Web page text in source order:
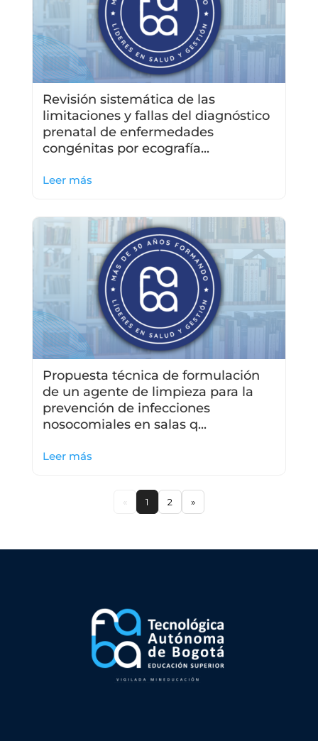
Revisión sistemática de las
limitaciones y fallas del diagnóstico
prenatal de enfermedades
congénitas por ecografía...
Leer más
Propuesta técnica de formulación
de un agente de limpieza para la
prevención de infecciones
nosocomiales en salas q...
Leer más
« 1 2 »